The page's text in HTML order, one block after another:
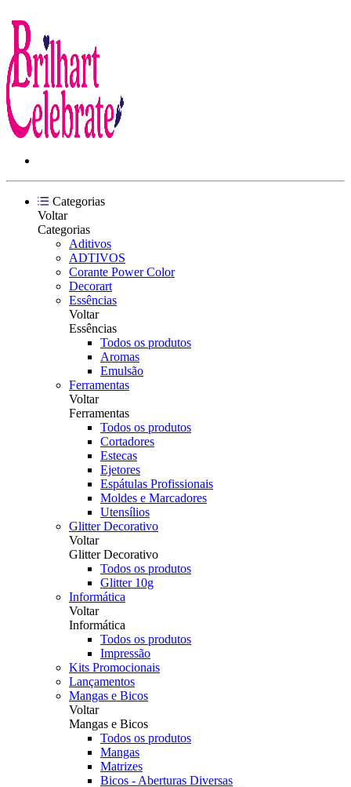
Categorias
Voltar
Categorias
Aditivos
ADTIVOS
Corante Power Color
Decorart
Essências
Voltar
Essências
Todos os produtos
Aromas
Emulsão
Ferramentas
Voltar
Ferramentas
Todos os produtos
Cortadores
Estecas
Ejetores
Espátulas Profissionais
Moldes e Marcadores
Utensílios
Glitter Decorativo
Voltar
Glitter Decorativo
Todos os produtos
Glitter 10g
Informática
Voltar
Informática
Todos os produtos
Impressão
Kits Promocionais
Lançamentos
Mangas e Bicos
Voltar
Mangas e Bicos
Todos os produtos
Mangas
Matrizes
Bicos - Aberturas Diversas